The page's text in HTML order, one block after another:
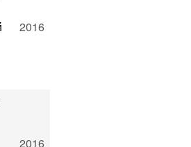
2016
2016